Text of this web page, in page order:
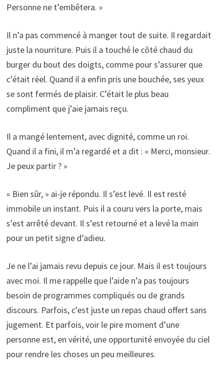
Personne ne t’embêtera. »
Il n’a pas commencé à manger tout de suite. Il regardait
juste la nourriture. Puis il a touché le côté chaud du
burger du bout des doigts, comme pour s’assurer que
c’était réel. Quand il a enfin pris une bouchée, ses yeux
se sont fermés de plaisir. C’était le plus beau
compliment que j’aie jamais reçu.
Il a mangé lentement, avec dignité, comme un roi.
Quand il a fini, il m’a regardé et a dit : « Merci, monsieur.
Je peux partir ? »
« Bien sûr, » ai-je répondu. Il s’est levé. Il est resté
immobile un instant. Puis il a couru vers la porte, mais
s’est arrêté devant. Il s’est retourné et a levé la main
pour un petit signe d’adieu.
Je ne l’ai jamais revu depuis ce jour. Mais il est toujours
avec moi. Il me rappelle que l’aide n’a pas toujours
besoin de programmes compliqués ou de grands
discours. Parfois, c’est juste un repas chaud offert sans
jugement. Et parfois, voir le pire moment d’une
personne est, en vérité, une opportunité envoyée du ciel
pour rendre les choses un peu meilleures.